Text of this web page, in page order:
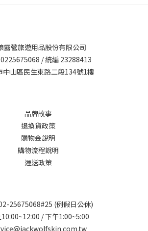
露營旅遊用品股份有限公司
/ 統編 23288413
中山區民生東路二段134號1樓
品牌故事
退換貨政策
購物金說明
購物流程說明
運送政策
25675068#25 (例假日公休)
/ 下午1:00~5:00